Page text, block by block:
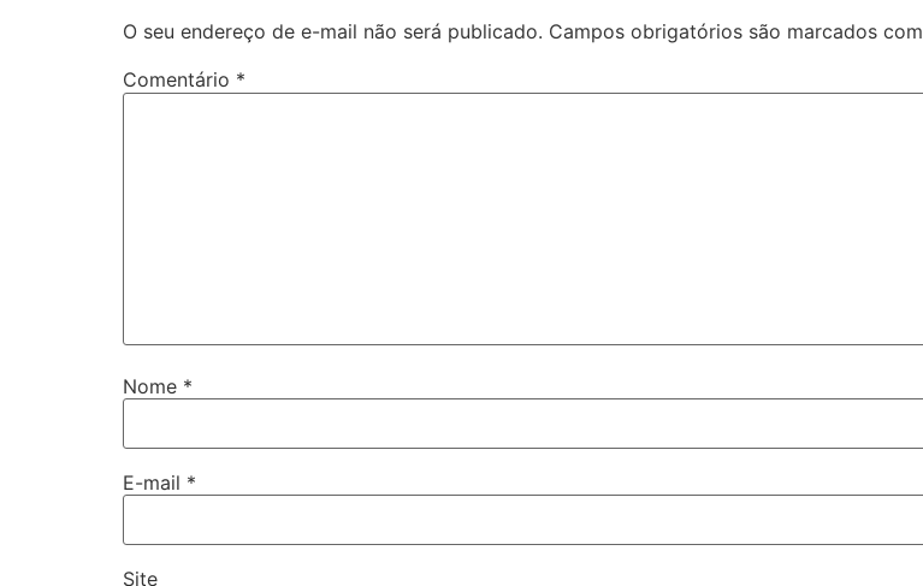
O seu endereço de e-mail não será publicado. Campos obrigatórios são marcados com
Comentário *
Nome *
E-mail *
Site